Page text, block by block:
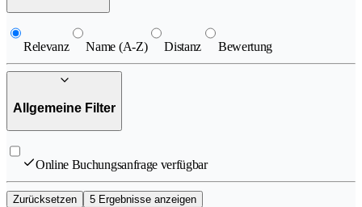
Relevanz Name (A-Z) Distanz Bewertung
Allgemeine Filter
Online Buchungsanfrage verfügbar
Zurücksetzen 5 Ergebnisse anzeigen